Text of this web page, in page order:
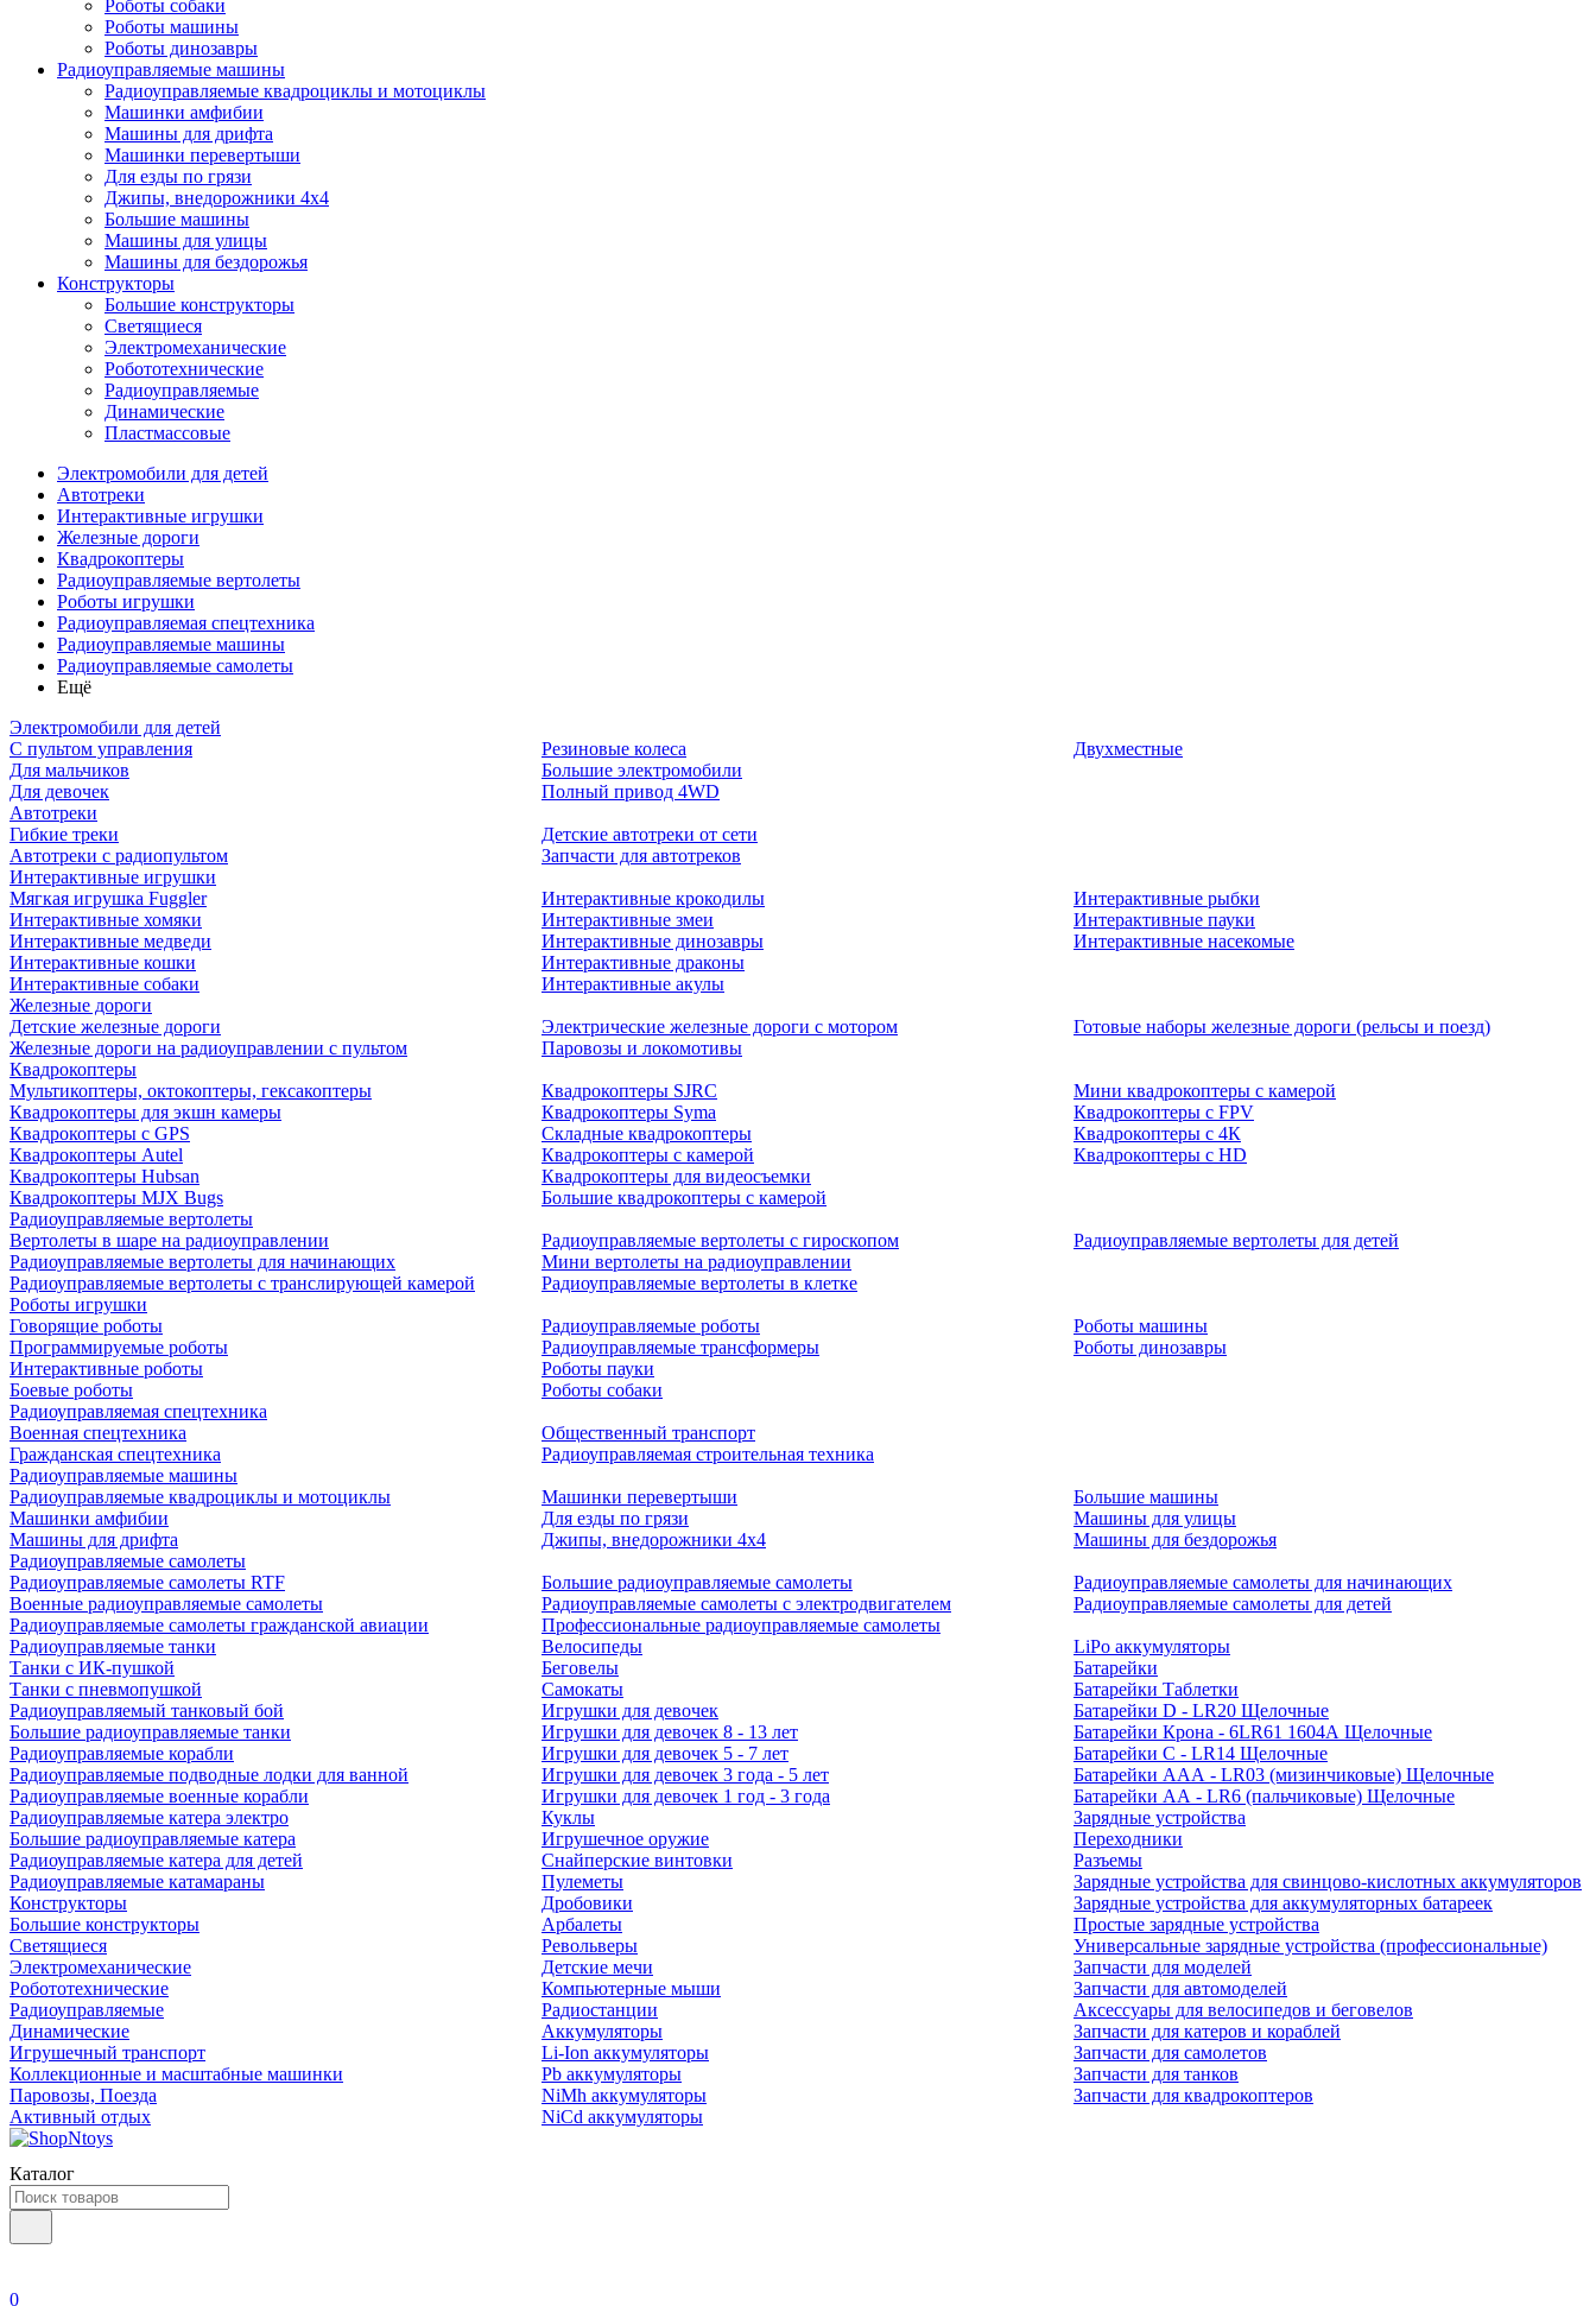
Роботы собаки
Роботы машины
Роботы динозавры
Радиоуправляемые машины
Радиоуправляемые квадроциклы и мотоциклы
Машинки амфибии
Машины для дрифта
Машинки перевертыши
Для езды по грязи
Джипы, внедорожники 4x4
Большие машины
Машины для улицы
Машины для бездорожья
Конструкторы
Большие конструкторы
Светящиеся
Электромеханические
Робототехнические
Радиоуправляемые
Динамические
Пластмассовые
Электромобили для детей
Автотреки
Интерактивные игрушки
Железные дороги
Квадрокоптеры
Радиоуправляемые вертолеты
Роботы игрушки
Радиоуправляемая спецтехника
Радиоуправляемые машины
Радиоуправляемые самолеты
Ещё
Электромобили для детей
С пультом управления
Для мальчиков
Для девочек
Резиновые колеса
Большие электромобили
Полный привод 4WD
Двухместные
Автотреки
Гибкие треки
Автотреки с радиопультом
Детские автотреки от сети
Запчасти для автотреков
Интерактивные игрушки
Мягкая игрушка Fuggler
Интерактивные хомяки
Интерактивные медведи
Интерактивные кошки
Интерактивные собаки
Интерактивные крокодилы
Интерактивные змеи
Интерактивные динозавры
Интерактивные драконы
Интерактивные акулы
Интерактивные рыбки
Интерактивные пауки
Интерактивные насекомые
Железные дороги
Детские железные дороги
Железные дороги на радиоуправлении с пультом
Электрические железные дороги с мотором
Паровозы и локомотивы
Готовые наборы железные дороги (рельсы и поезд)
Квадрокоптеры
Мультикоптеры, октокоптеры, гексакоптеры
Квадрокоптеры для экшн камеры
Квадрокоптеры с GPS
Квадрокоптеры Autel
Квадрокоптеры Hubsan
Квадрокоптеры MJX Bugs
Квадрокоптеры SJRC
Квадрокоптеры Syma
Складные квадрокоптеры
Квадрокоптеры с камерой
Квадрокоптеры для видеосъемки
Большие квадрокоптеры с камерой
Мини квадрокоптеры с камерой
Квадрокоптеры с FPV
Квадрокоптеры с 4К
Квадрокоптеры с HD
Радиоуправляемые вертолеты
Вертолеты в шаре на радиоуправлении
Радиоуправляемые вертолеты для начинающих
Радиоуправляемые вертолеты с транслирующей камерой
Радиоуправляемые вертолеты с гироскопом
Мини вертолеты на радиоуправлении
Радиоуправляемые вертолеты в клетке
Радиоуправляемые вертолеты для детей
Роботы игрушки
Говорящие роботы
Программируемые роботы
Интерактивные роботы
Боевые роботы
Радиоуправляемые роботы
Радиоуправляемые трансформеры
Роботы пауки
Роботы собаки
Роботы машины
Роботы динозавры
Радиоуправляемая спецтехника
Военная спецтехника
Гражданская спецтехника
Общественный транспорт
Радиоуправляемая строительная техника
Радиоуправляемые машины
Радиоуправляемые квадроциклы и мотоциклы
Машинки амфибии
Машины для дрифта
Машинки перевертыши
Для езды по грязи
Джипы, внедорожники 4x4
Большие машины
Машины для улицы
Машины для бездорожья
Радиоуправляемые самолеты
Радиоуправляемые самолеты RTF
Военные радиоуправляемые самолеты
Радиоуправляемые самолеты гражданской авиации
Большие радиоуправляемые самолеты
Радиоуправляемые самолеты с электродвигателем
Профессиональные радиоуправляемые самолеты
Радиоуправляемые самолеты для начинающих
Радиоуправляемые самолеты для детей
Радиоуправляемые танки
Танки с ИК-пушкой
Танки с пневмопушкой
Радиоуправляемый танковый бой
Большие радиоуправляемые танки
Радиоуправляемые корабли
Радиоуправляемые подводные лодки для ванной
Радиоуправляемые военные корабли
Радиоуправляемые катера электро
Большие радиоуправляемые катера
Радиоуправляемые катера для детей
Радиоуправляемые катамараны
Конструкторы
Большие конструкторы
Светящиеся
Электромеханические
Робототехнические
Радиоуправляемые
Динамические
Игрушечный транспорт
Коллекционные и масштабные машинки
Паровозы, Поезда
Активный отдых
Велосипеды
Беговелы
Самокаты
Игрушки для девочек
Игрушки для девочек 8 - 13 лет
Игрушки для девочек 5 - 7 лет
Игрушки для девочек 3 года - 5 лет
Игрушки для девочек 1 год - 3 года
Куклы
Игрушечное оружие
Снайперские винтовки
Пулеметы
Дробовики
Арбалеты
Револьверы
Детские мечи
Компьютерные мыши
Радиостанции
Аккумуляторы
Li-Ion аккумуляторы
Pb аккумуляторы
NiMh аккумуляторы
NiCd аккумуляторы
LiPo аккумуляторы
Батарейки
Батарейки Таблетки
Батарейки D - LR20 Щелочные
Батарейки Крона - 6LR61 1604A Щелочные
Батарейки C - LR14 Щелочные
Батарейки AAA - LR03 (мизинчиковые) Щелочные
Батарейки AA - LR6 (пальчиковые) Щелочные
Зарядные устройства
Переходники
Разъемы
Зарядные устройства для свинцово-кислотных аккумуляторов
Зарядные устройства для аккумуляторных батареек
Простые зарядные устройства
Универсальные зарядные устройства (профессиональные)
Запчасти для моделей
Запчасти для автомоделей
Аксессуары для велосипедов и беговелов
Запчасти для катеров и кораблей
Запчасти для самолетов
Запчасти для танков
Запчасти для квадрокоптеров
Каталог
0